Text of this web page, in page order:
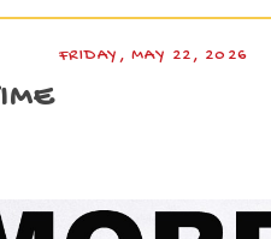
FRIDAY, MAY 22, 2026